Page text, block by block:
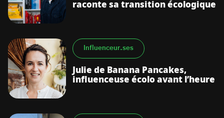
raconte sa transition écologique
Influenceur.ses
Julie de Banana Pancakes,
influenceuse écolo avant l’heure